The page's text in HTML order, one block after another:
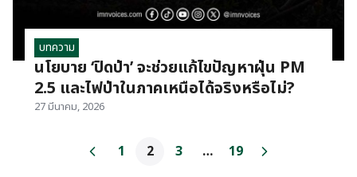
บทความ
นโยบาย ‘ปิดป่า’ จะช่วยแก้ไขปัญหาฝุ่น PM
2.5 และไฟป่าในภาคเหนือได้จริงหรือไม่?
27 มีนาคม, 2026
1 2 3 … 19